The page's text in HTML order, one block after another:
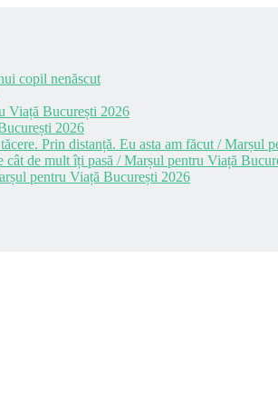
copil nenăscut
Viață București 2026
2026
Prin distanță. Eu asta am făcut / Marșul
de mult îți pasă / Marșul pentru Viață
pentru Viață București 2026